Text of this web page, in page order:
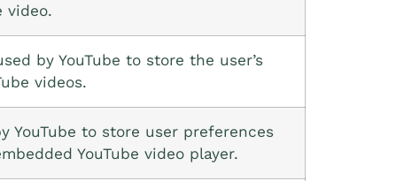
video.
by YouTube to store the user’s
videos.
YouTube to store user preferences
YouTube video player.